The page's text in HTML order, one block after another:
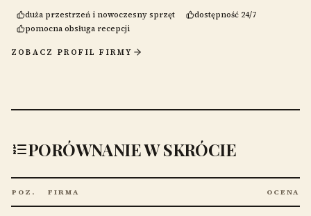
duża przestrzeń i nowoczesny sprzęt
dostępność 24/7
pomocna obsługa recepcji
ZOBACZ PROFIL FIRMY
PORÓWNANIE W SKRÓCIE
POZ. FIRMA OCENA